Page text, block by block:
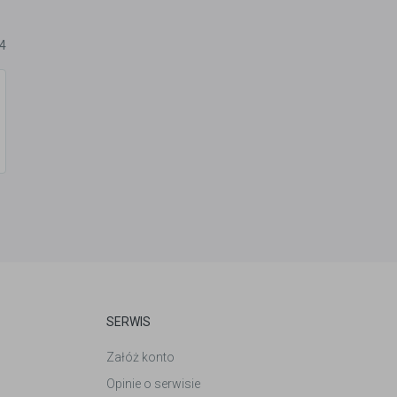
SERWIS
Załóż konto
Opinie o serwisie